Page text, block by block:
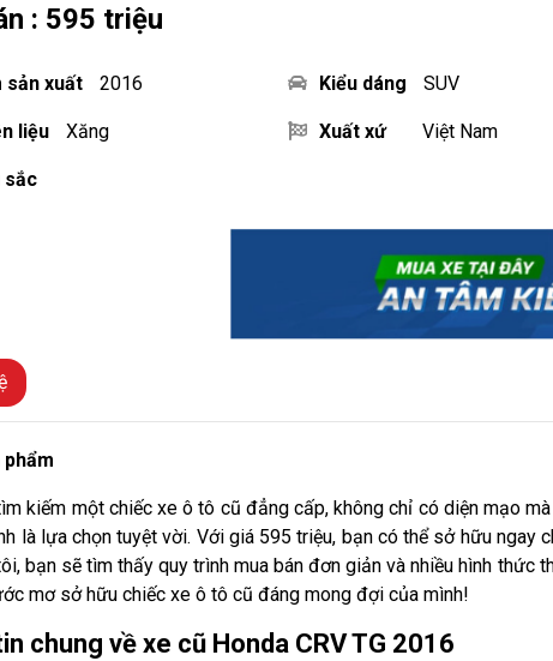
: 595 triệu
sản xuất 2016 Kiểu dáng SUV
liệu Xăng Xuất xứ Việt Nam
sắc
phẩm
kiếm một chiếc xe ô tô cũ đẳng cấp, không chỉ có diện mạo
là lựa chọn tuyệt vời. Với giá 595 triệu, bạn có thể sở hữu
bạn sẽ tìm thấy quy trình mua bán đơn giản và nhiều hình thức
mơ sở hữu chiếc xe ô tô cũ đáng mong đợi của mình!
chung về xe cũ Honda CRV TG 2016